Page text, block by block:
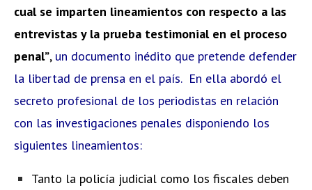
cual se imparten lineamientos con respecto a las
entrevistas y la prueba testimonial en el proceso
penal”, un documento inédito que pretende defender
la libertad de prensa en el país. En ella abordó el
secreto profesional de los periodistas en relación
con las investigaciones penales disponiendo los
siguientes lineamientos:
Tanto la policía judicial como los fiscales deben